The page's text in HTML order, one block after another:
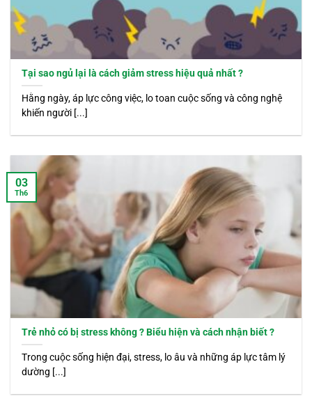
Tại sao ngủ lại là cách giảm stress hiệu quả nhất ?
Hằng ngày, áp lực công việc, lo toan cuộc sống và công nghệ
khiến người [...]
Trẻ nhỏ có bị stress không ? Biểu hiện và cách nhận biết ?
Trong cuộc sống hiện đại, stress, lo âu và những áp lực tâm lý
dường [...]
03
Th6